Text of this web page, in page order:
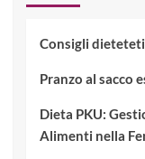
Consigli
Pranzo al sacco
Dieta PKU:
Alimenti nella